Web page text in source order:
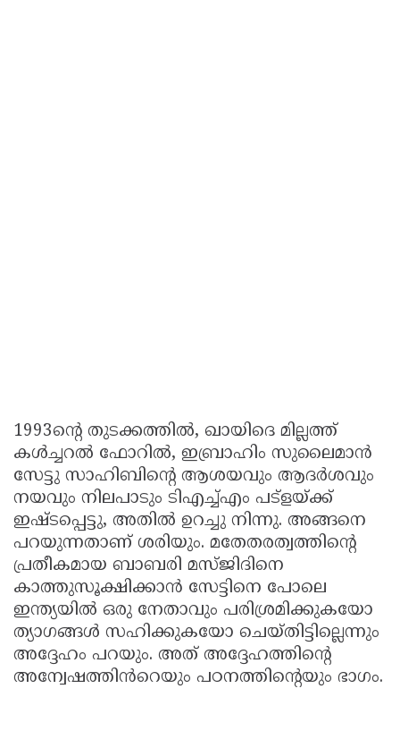
1993ന്റെ തുടക്കത്തിൽ, ഖായിദെ മില്ലത്ത്
കൾച്ചറൽ ഫോറിൽ, ഇബ്രാഹിം സുലൈമാൻ
സേട്ടു സാഹിബിന്റെ ആശയവും ആദർശവും
നയവും നിലപാടും ടിഎച്ച്എം പട്‌ളയ്ക്ക്
ഇഷ്ടപ്പെട്ടു, അതിൽ ഉറച്ചു നിന്നു. അങ്ങനെ
പറയുന്നതാണ് ശരിയും. മതേതരത്വത്തിന്റെ
പ്രതീകമായ ബാബരി മസ്ജിദിനെ
കാത്തുസൂക്ഷിക്കാൻ സേട്ടിനെ പോലെ
ഇന്ത്യയിൽ ഒരു നേതാവും പരിശ്രമിക്കുകയോ
ത്യാഗങ്ങൾ സഹിക്കുകയോ ചെയ്തിട്ടില്ലെന്നും
അദ്ദേഹം പറയും. അത് അദ്ദേഹത്തിന്റെ
അന്വേഷത്തിൻറെയും പഠനത്തിന്റെയും ഭാഗം.